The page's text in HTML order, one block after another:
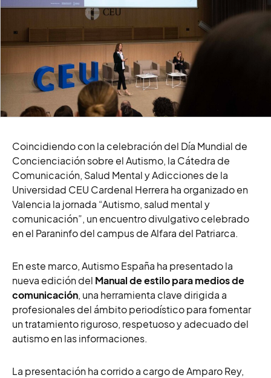
Coincidiendo con la celebración del Día Mundial de
Concienciación sobre el Autismo, la Cátedra de
Comunicación, Salud Mental y Adicciones de la
Universidad CEU Cardenal Herrera ha organizado en
Valencia la jornada “Autismo, salud mental y
comunicación”, un encuentro divulgativo celebrado
en el Paraninfo del campus de Alfara del Patriarca.
En este marco, Autismo España ha presentado la
nueva edición del Manual de estilo para medios de
comunicación, una herramienta clave dirigida a
profesionales del ámbito periodístico para fomentar
un tratamiento riguroso, respetuoso y adecuado del
autismo en las informaciones.
La presentación ha corrido a cargo de Amparo Rey,